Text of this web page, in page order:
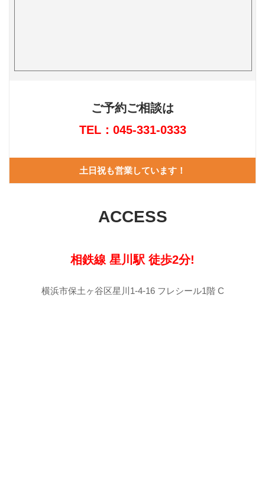
ご予約ご相談は
TEL：045-331-0333
土日祝も営業しています！
ACCESS
相鉄線 星川駅 徒歩2分!
横浜市保土ヶ谷区星川1-4-16 フレシール1階 C